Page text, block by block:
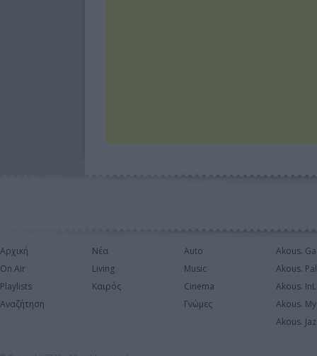
Αρχική
On Air
Playlists
Αναζήτηση
Νέα
Living
Καιρός
Auto
Music
Cinema
Γνώμες
Akous.
Akous.
Akous.
Akous.
Akous.